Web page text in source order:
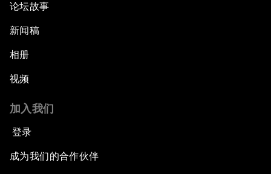
论坛故事
新闻稿
相册
视频
加入我们
登录
成为我们的合作伙伴